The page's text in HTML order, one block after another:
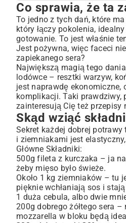
Co sprawia, że ta
Skąd wziąć składniki i co
Robimy zapiekankę – krok
Pomysły na wariacje, czyli
Moje małe sekrety, by
To więcej niż tylko obiad
Co sprawia, że ta
To jedno z tych dań, które
który łączy pokolenia,
gotowanie. To jest właśnie
Jest pożywna, więc faceci
zapiekanego sera?
Największą magią tego
lodówce – resztki warzyw,
jest naprawdę ekonomiczne,
komplikacji. Taki prawdziwy,
zainteresują Cię też przepisy
Skąd wziąć
Sekret każdej dobrej
i ziemniakami jest
Główne Składniki:
500g fileta z kurczaka – ja
żeby mięso było świeże.
Około 1 kg ziemniaków – tu
pięknie wchłaniają sos i
1 duża cebula, albo dwie
200g dobrego żółtego sera
mozzarella w bloku będą